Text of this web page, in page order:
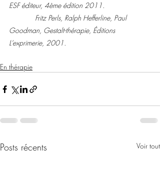
ESF éditeur, 4ème édition 2011.
Goodman, Gestalt-thérapie, Éditions
L’exprimerie, 2001.
En thérapie
Posts récents Voir tout